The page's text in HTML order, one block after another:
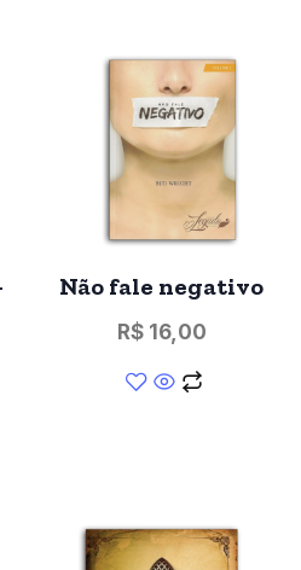
Não fale negativo
R$16,00